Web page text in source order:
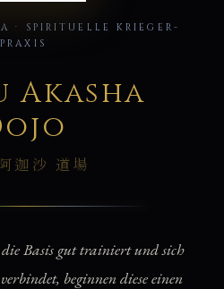
· SPIRITUELLE KRIEGER-
PRAXIS
Akasha
迦沙 道場
Basis gut trainiert und sich
beginnen diese einen